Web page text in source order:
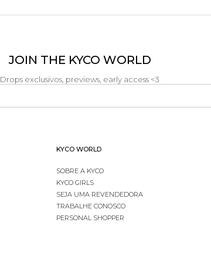
JOIN THE KYCO WORLD
Drops exclusivos, previews, early access <3
KYCO WORLD
SOBRE A KYCO
KYCO GIRLS
SEJA UMA REVENDEDORA
TRABALHE CONOSCO
PERSONAL SHOPPER